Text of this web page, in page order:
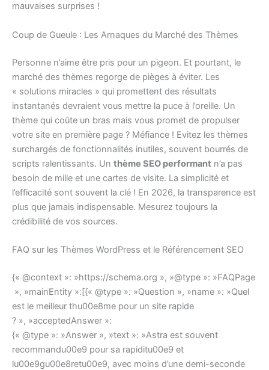
mauvaises surprises !
Coup de Gueule : Les Arnaques du Marché des Thèmes
Personne n’aime être pris pour un pigeon. Et pourtant, le
marché des thèmes regorge de pièges à éviter. Les
« solutions miracles » qui promettent des résultats
instantanés devraient vous mettre la puce à l’oreille. Un
thème qui coûte un bras mais vous promet de propulser
votre site en première page ? Méfiance ! Evitez les thèmes
surchargés de fonctionnalités inutiles, souvent bourrés de
scripts ralentissants. Un thème SEO performant n’a pas
besoin de mille et une cartes de visite. La simplicité et
l’efficacité sont souvent la clé ! En 2026, la transparence est
plus que jamais indispensable. Mesurez toujours la
crédibilité de vos sources.
FAQ sur les Thèmes WordPress et le Référencement SEO
{« @context »: »https://schema.org », »@type »: »FAQPage
», »mainEntity »:[{« @type »: »Question », »name »: »Quel
est le meilleur thu00e8me pour un site rapide
? », »acceptedAnswer »:
{« @type »: »Answer », »text »: »Astra est souvent
recommandu00e9 pour sa rapiditu00e9 et
lu00e9gu00e8retu00e9, avec moins d’une demi-seconde